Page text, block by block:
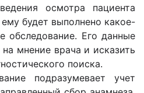
осмотра пациента
будет выполнено какое-
обследование. Его данные
мнение врача и исказить
поиска.
подразумевает учет